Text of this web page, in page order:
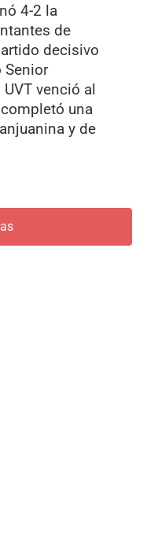
4-2 la
de
decisivo
Senior
venció al
una
y de